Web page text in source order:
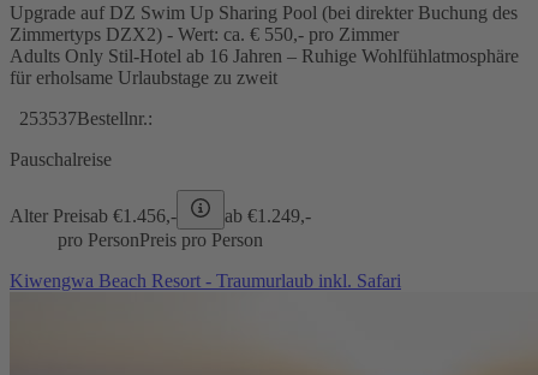
Upgrade auf DZ Swim Up Sharing Pool (bei direkter Buchung des
Zimmertyps DZX2) - Wert: ca. € 550,- pro Zimmer
Adults Only Stil-Hotel ab 16 Jahren – Ruhige Wohlfühlatmosphäre
für erholsame Urlaubstage zu zweit
253537Bestellnr.:
Pauschalreise
Alter Preisab €1.456,- ab €1.249,-
pro PersonPreis pro Person
Kiwengwa Beach Resort - Traumurlaub inkl. Safari